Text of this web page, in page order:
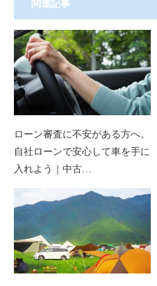
関連記事
ローン審査に不安がある方へ。
自社ローンで安心して車を手に
入れよう｜中古…